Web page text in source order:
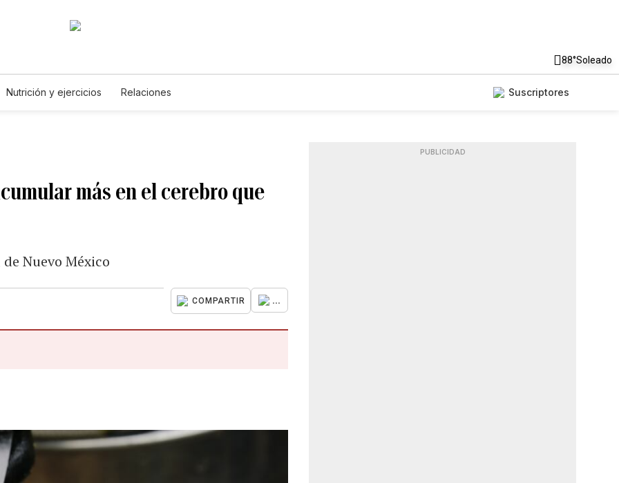
88°Soleado
Nutrición y ejercicios Relaciones Suscriptores
más en el cerebro que
Nuevo México
COMPARTIR ...
PUBLICIDAD